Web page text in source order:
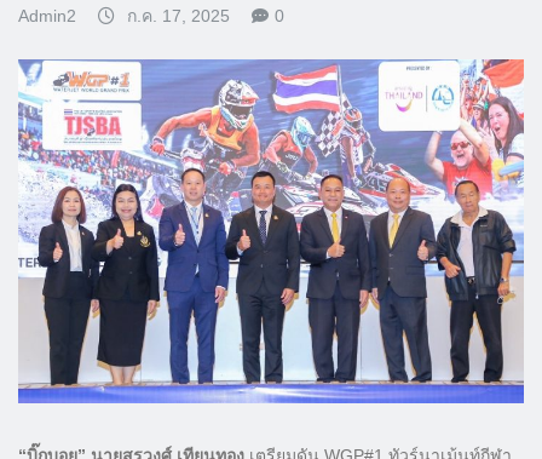
Admin2 ก.ค. 17, 2025 0